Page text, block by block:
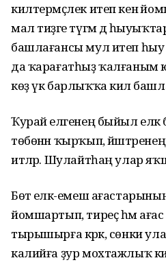
килтермәҫлек итеп кенә
мал тиҙәге түгәм дә
башлағансы мул итеп
да ҡарағатһыҙ ҡалғаным
көҙ үк барлыҡҡа килә
Ҡурай еләгенең быйыл еләк
төбөнән ҡырҡып,
итәләр. Шулайтһаң улар
Бөтә еләк-емеш
йомшартып, тиреҫ һәм
тырышырға кәрәк, сөнки
калийға ҙур мохтажлыҡ